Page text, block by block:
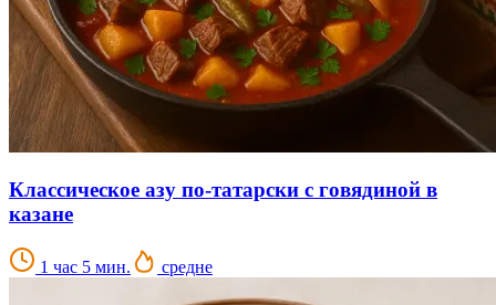
Классическое азу по-татарски с говядиной в
казане
1 час 5 мин. средне